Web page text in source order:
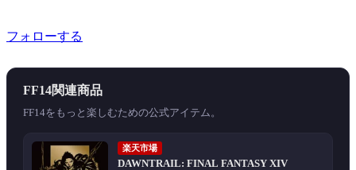
フォローする
FF14関連商品
FF14をもっと楽しむための公式アイテム。
楽天市場
DAWNTRAIL: FINAL FANTASY XIV